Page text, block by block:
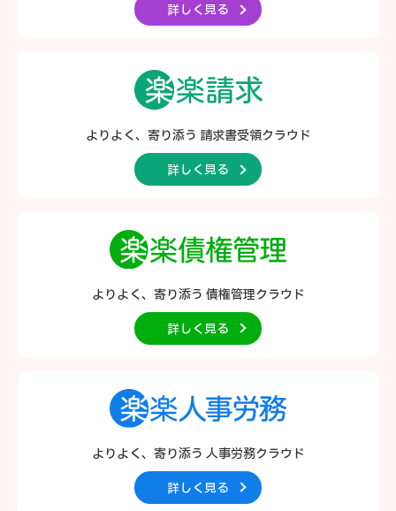
詳しく見る
よりよく、寄り添う 請求書受領クラウド
詳しく見る
よりよく、寄り添う 債権管理クラウド
詳しく見る
よりよく、寄り添う 人事労務クラウド
詳しく見る